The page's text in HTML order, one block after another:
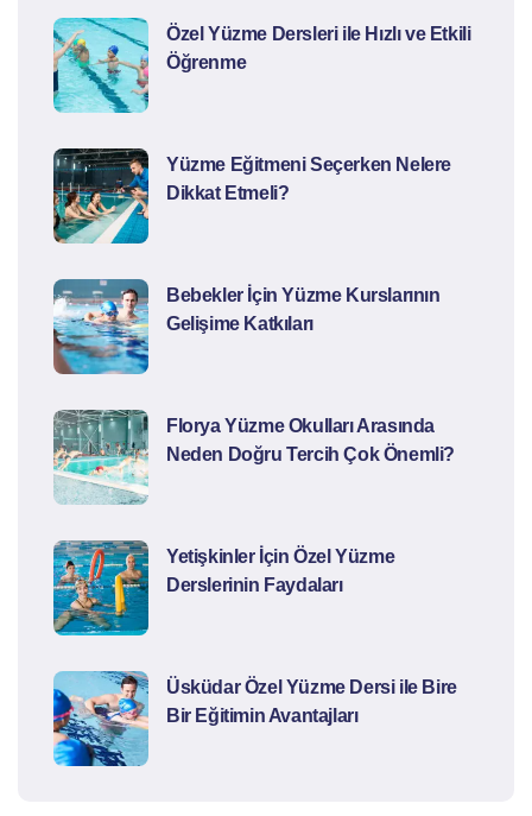
Özel Yüzme Dersleri ile Hızlı ve Etkili
Öğrenme
Yüzme Eğitmeni Seçerken Nelere
Dikkat Etmeli?
Bebekler İçin Yüzme Kurslarının
Gelişime Katkıları
Florya Yüzme Okulları Arasında
Neden Doğru Tercih Çok Önemli?
Yetişkinler İçin Özel Yüzme
Derslerinin Faydaları
Üsküdar Özel Yüzme Dersi ile Bire
Bir Eğitimin Avantajları